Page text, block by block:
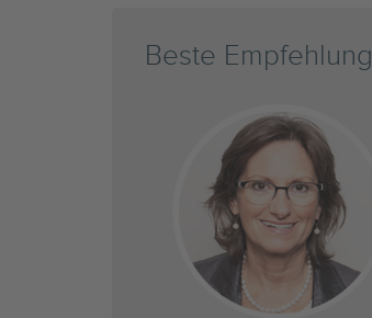
Beste Empfehlung